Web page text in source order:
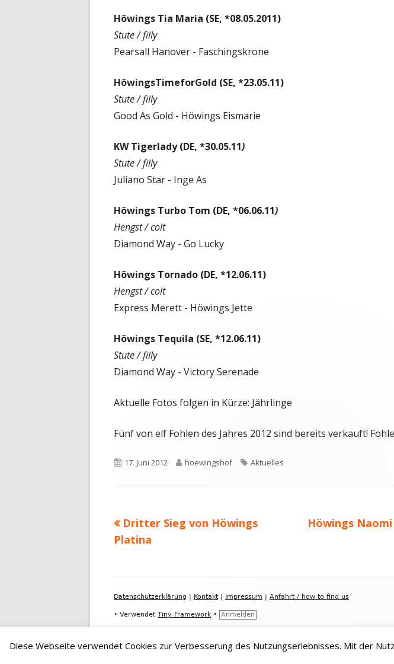
Höwings Tia Maria (SE, *08.05.2011)
Stute / filly
Pearsall Hanover - Faschingskrone
HöwingsTimeforGold (SE, *23.05.11)
Stute / filly
Good As Gold - Höwings Eismarie
KW Tigerlady (DE, *30.05.11)
Stute / filly
Juliano Star - Inge As
Höwings Turbo Tom (DE, *06.06.11)
Hengst / colt
Diamond Way - Go Lucky
Höwings Tornado (DE, *12.06.11)
Hengst / colt
Express Merett - Höwings Jette
Höwings Tequila (SE, *12.06.11)
Stute / filly
Diamond Way - Victory Serenade
Aktuelle Fotos folgen in Kürze: Jährlinge
Fünf von elf Fohlen des Jahres 2012 sind bereits verkauft!
Veröffentlicht
17. Juni 2012 Autor
hoewingshof Schlagwörter
Aktuelles
Beitragsnavigation
Vorheriger
Beitrag:
Dritter Sieg von Höwings
Platina
Nächster
Höwings
Inhalt
Datenschutzerklärung | Kontakt | Impressum | Anfahrt / how to find us
• Verwendet Tiny Framework • Anmelden
Diese Webseite verwendet Cookies zur Verbesserung des Nutzungserlebnisses. Mit der